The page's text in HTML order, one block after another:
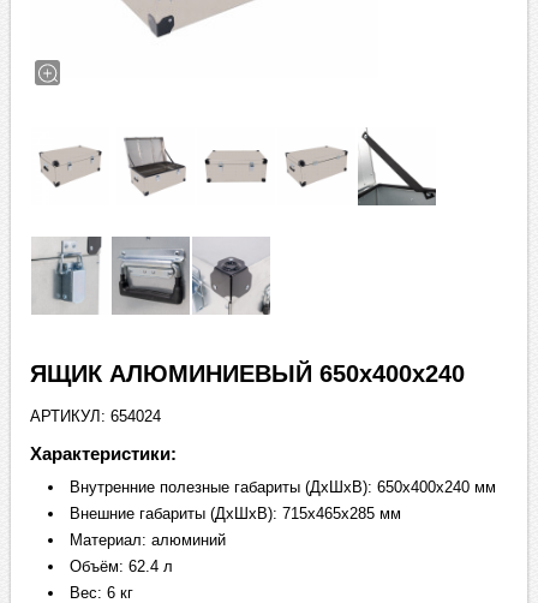
ЯЩИК АЛЮМИНИЕВЫЙ 650х400х240
АРТИКУЛ: 654024
Характеристики:
Внутренние полезные габариты (ДхШхВ): 650х400х240 мм
Внешние габариты (ДхШхВ): 715х465х285 мм
Материал: алюминий
Объём: 62.4 л
Вес: 6 кг